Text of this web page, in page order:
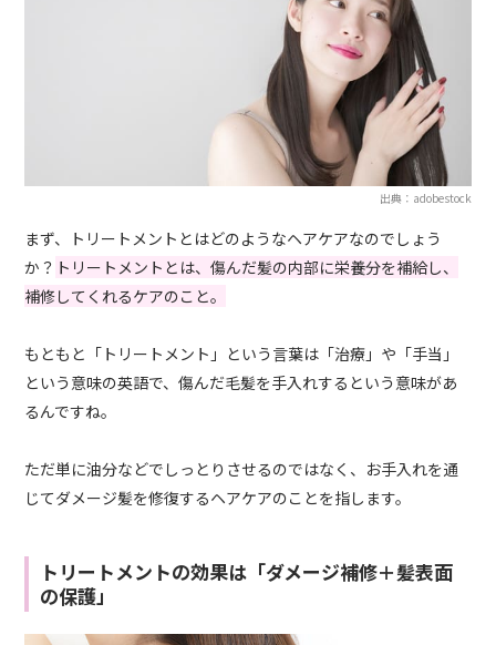
出典：adobestock
まず、トリートメントとはどのようなヘアケアなのでしょう
か？ トリートメントとは、傷んだ髪の内部に栄養分を補給し、
補修してくれるケアのこと。
もともと「トリートメント」という言葉は「治療」や「手当」
という意味の英語で、傷んだ毛髪を手入れするという意味があ
るんですね。
ただ単に油分などでしっとりさせるのではなく、お手入れを通
じてダメージ髪を修復するヘアケアのことを指します。
トリートメントの効果は「ダメージ補修＋髪表面
の保護」